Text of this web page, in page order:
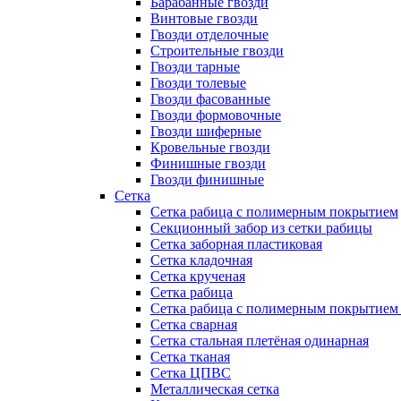
Винтовые гвозди
Гвозди отделочные
Строительные гвозди
Гвозди тарные
Гвозди толевые
Гвозди фасованные
Гвозди формовочные
Гвозди шиферные
Кровельные гвозди
Финишные гвозди
Гвозди финишные
Сетка
Сетка рабица с полимерным покрытием
Секционный забор из сетки рабицы
Сетка заборная пластиковая
Сетка кладочная
Сетка крученая
Сетка рабица
Сетка рабица с полимерным покрытием
Сетка сварная
Сетка стальная плетёная одинарная
Сетка тканая
Сетка ЦПВС
Металлическая сетка